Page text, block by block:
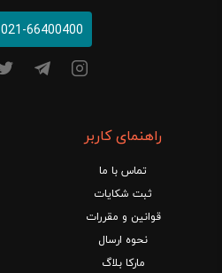
021-66400400
راهنمای کاربر
تماس با ما
ثبت شکایات
قوانین و مقررات
نحوه ارسال
مارکا بلاگ